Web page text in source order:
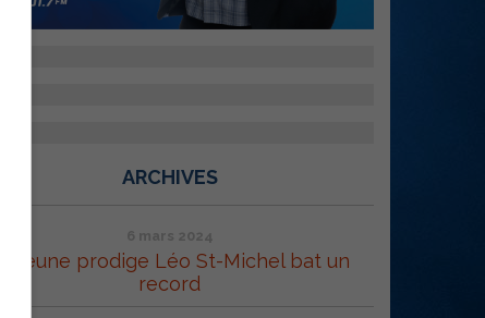
ARCHIVES
6 mars 2024
Le jeune prodige Léo St-Michel bat un
record